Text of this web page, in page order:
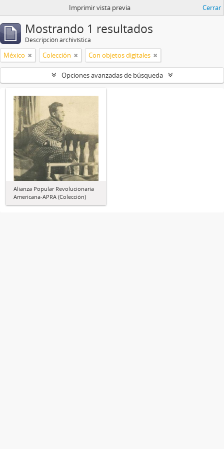
Imprimir vista previa Cerrar
Mostrando 1 resultados
Descripción archivística
México Colección Con objetos digitales
Opciones avanzadas de búsqueda
Alianza Popular Revolucionaria
Americana-APRA (Colección)